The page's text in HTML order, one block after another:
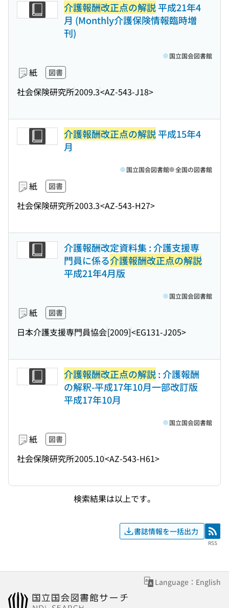
介護報酬改正点の解説平成21年4
月 (Monthly介護保険情報臨時増
刊)
紙 図書
社会保険研究所2009.3<AZ-543-J18>
国立国会図書館
介護報酬改正点の解説平成15年4
月
紙 図書
社会保険研究所2003.3<AZ-543-H27>
国立国会図書館 全国の図書館
介護報酬改定資料集 : 介護支援専
門員に係る介護報酬改正点の解説
平成21年4月版
紙 図書
日本介護支援専門員協会[2009]<EG131-J205>
国立国会図書館
介護報酬改正点の解説: 介護報酬
の解釈-平成17年10月一部改訂版
平成17年10月
紙 図書
社会保険研究所2005.10<AZ-543-H61>
国立国会図書館
検索結果は以上です。
書誌情報を一括出力 RSS
RSS
Language：English